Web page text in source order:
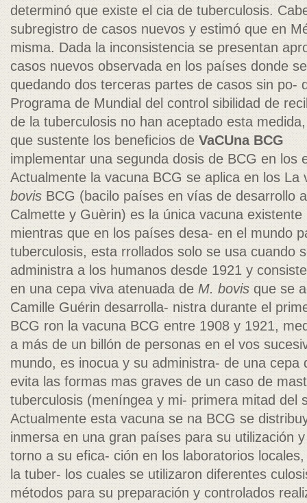
determinó que existe el cia de tuberculosis.
subregistro de casos nuevos y estimó que en
misma. Dada la inconsistencia se presentan
casos nuevos observada en los países donde
quedando dos terceras partes de casos sin po-
Programa de Mundial del control sibilidad de
de la tuberculosis no han aceptado esta
que sustente los beneficios deVaCUna BCG
implementar una segunda dosis de BCG en los
Actualmente la vacuna BCG se aplica en los La
bovis BCG (bacilo países en vías de desarrollo
Calmette y Guèrin) es la única vacuna
mientras que en los países desa- en el mundo
tuberculosis, esta rrollados solo se usa cuando
administra a los humanos desde 1921 y
en una cepa viva atenuada deM. bovis que se
Camille Guérin desarrolla- nistra durante el
BCG ron la vacuna BCG entre 1908 y 1921,
a más de un billón de personas en el vos
mundo, es inocua y su administra- de una cepa
evita las formas mas graves de un caso de
tuberculosis (meníngea y mi- primera mitad del
Actualmente esta vacuna se na BCG se
inmersa en una gran países para su utilización
torno a su efica- ción en los laboratorios
la tuber- los cuales se utilizaron diferentes
métodos para su preparación y controlados